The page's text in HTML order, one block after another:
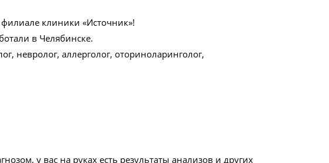
клиники «Источник»!
в Челябинске.
невролог, аллерголог, оториноларинголог,
у вас на руках есть результаты анализов и других